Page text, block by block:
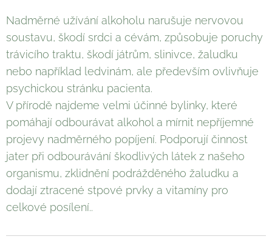
Nadměrné užívání alkoholu narušuje nervovou
soustavu, škodí srdci a cévám, způsobuje poruchy
trávicího traktu, škodí játrům, slinivce, žaludku
nebo například ledvinám, ale především ovlivňuje
psychickou stránku pacienta.
V přírodě najdeme velmi účinné bylinky, které
pomáhají odbourávat alkohol a mírnit nepříjemné
projevy nadměrného popíjení. Podporují činnost
jater při odbourávání škodlivých látek z našeho
organismu, zklidnění podrážděného žaludku a
dodají ztracené stpové prvky a vitamíny pro
celkové posílení..